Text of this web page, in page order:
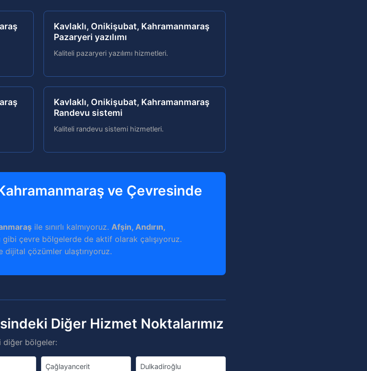
Kavlaklı, Onikişubat, Kahramanmaraş
Pazaryeri yazılımı
Kaliteli pazaryeri yazılımı hizmetleri.
Kavlaklı, Onikişubat, Kahramanmaraş
Randevu sistemi
Kaliteli randevu sistemi hizmetleri.
ve Çevresinde
ile sınırlı kalmıyoruz.Afşin, Andırın,
gibi çevre bölgelerde de aktif olarak çalışıyoruz.
dijital çözümler ulaştırıyoruz.
Diğer Hizmet Noktalarımız
diğer bölgeler:
Çağlayancerit Dulkadiroğlu